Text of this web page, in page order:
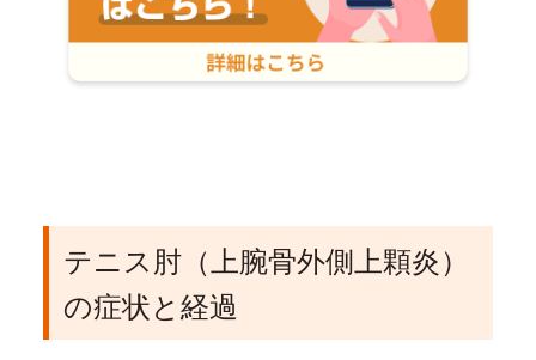
テニス肘（上腕骨外側上顆炎）
の症状と経過